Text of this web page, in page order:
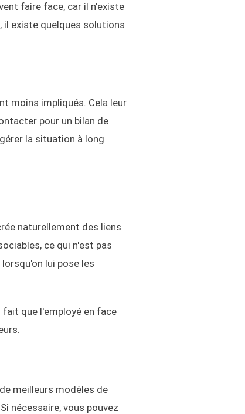
faire face, car il n'existe
il existe quelques solutions
moins impliqués. Cela leur
pour un bilan de
la situation à long
naturellement des liens
ce qui n'est pas
lui pose les
que l'employé en face
meilleurs modèles de
nécessaire, vous pouvez